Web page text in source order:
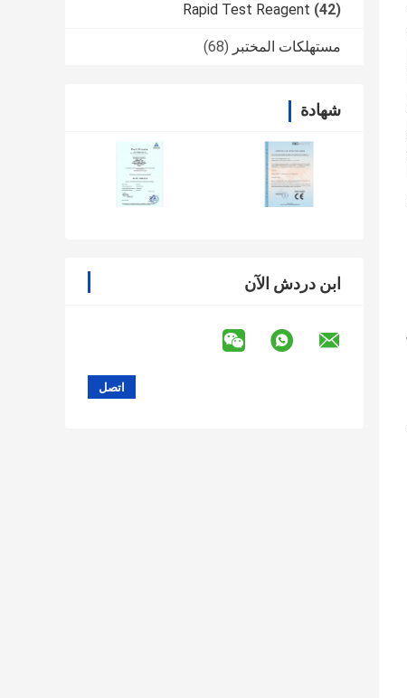
Rapid Test Reagent (42)
مستهلكات المختبر (68)
شهادة
ابن دردش الآن